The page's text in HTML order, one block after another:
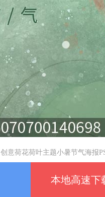
创意荷花荷叶主题小暑节气海报
本地高速下